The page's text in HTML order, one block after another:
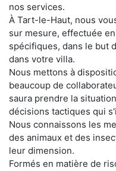
nos services.
À Tart-le-Haut, nous
sur mesure, effectuée
spécifiques, dans le but
dans votre villa.
Nous mettons à
beaucoup de
saura prendre la
décisions tactiques qui
Nous connaissons les
des animaux et des
leur dimension.
Formés en matière de